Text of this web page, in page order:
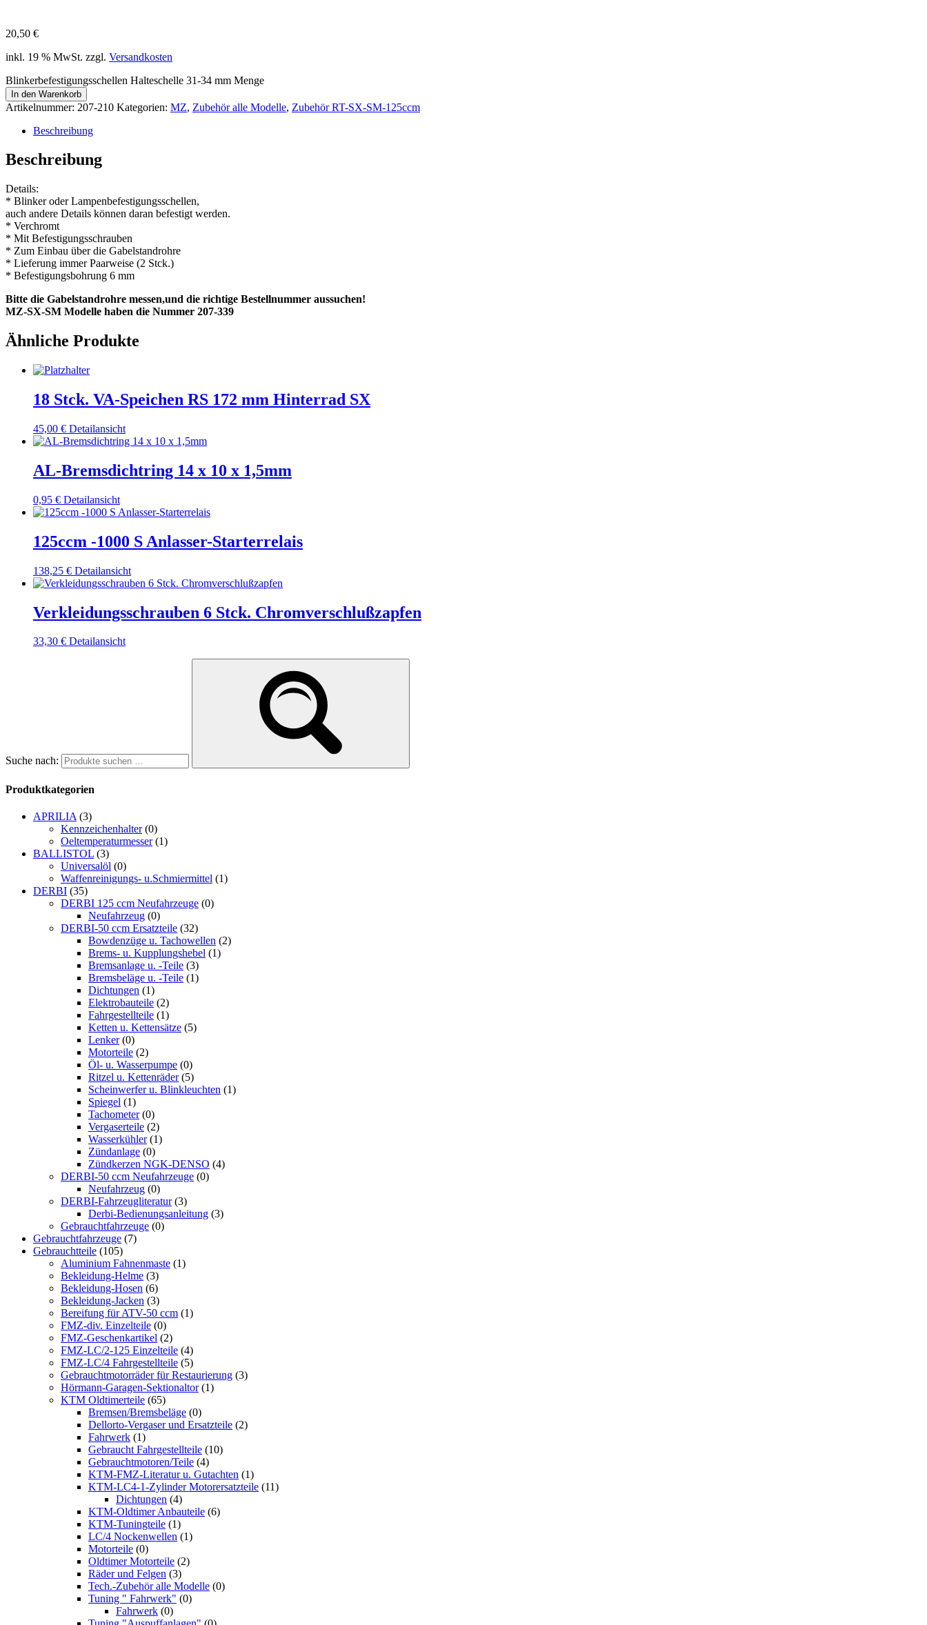
20,50 €
inkl. 19 % MwSt. zzgl. Versandkosten
Blinkerbefestigungsschellen Halteschelle 31-34 mm Menge
In den Warenkorb
Artikelnummer: 207-210 Kategorien: MZ, Zubehör alle Modelle, Zubehör RT-SX-SM-125ccm
Beschreibung
Beschreibung
Details:
* Blinker oder Lampenbefestigungsschellen,
auch andere Details können daran befestigt werden.
* Verchromt
* Mit Befestigungsschrauben
* Zum Einbau über die Gabelstandrohre
* Lieferung immer Paarweise (2 Stck.)
* Befestigungsbohrung 6 mm
Bitte die Gabelstandrohre messen,und die richtige Bestellnummer aussuchen!
MZ-SX-SM Modelle haben die Nummer 207-339
Ähnliche Produkte
18 Stck. VA-Speichen RS 172 mm Hinterrad SX
45,00 € Detailansicht
AL-Bremsdichtring 14 x 10 x 1,5mm
0,95 € Detailansicht
125ccm -1000 S Anlasser-Starterrelais
138,25 € Detailansicht
Verkleidungsschrauben 6 Stck. Chromverschlußzapfen
33,30 € Detailansicht
Suche nach:
Produktkategorien
APRILIA (3)
Kennzeichenhalter (0)
Oeltemperaturmesser (1)
BALLISTOL (3)
Universalöl (0)
Waffenreinigungs- u.Schmiermittel (1)
DERBI (35)
DERBI 125 ccm Neufahrzeuge (0)
Neufahrzeug (0)
DERBI-50 ccm Ersatzteile (32)
Bowdenzüge u. Tachowellen (2)
Brems- u. Kupplungshebel (1)
Bremsanlage u. -Teile (3)
Bremsbeläge u. -Teile (1)
Dichtungen (1)
Elektrobauteile (2)
Fahrgestellteile (1)
Ketten u. Kettensätze (5)
Lenker (0)
Motorteile (2)
Öl- u. Wasserpumpe (0)
Ritzel u. Kettenräder (5)
Scheinwerfer u. Blinkleuchten (1)
Spiegel (1)
Tachometer (0)
Vergaserteile (2)
Wasserkühler (1)
Zündanlage (0)
Zündkerzen NGK-DENSO (4)
DERBI-50 ccm Neufahrzeuge (0)
Neufahrzeug (0)
DERBI-Fahrzeugliteratur (3)
Derbi-Bedienungsanleitung (3)
Gebrauchtfahrzeuge (0)
Gebrauchtfahrzeuge (7)
Gebrauchtteile (105)
Aluminium Fahnenmaste (1)
Bekleidung-Helme (3)
Bekleidung-Hosen (6)
Bekleidung-Jacken (3)
Bereifung für ATV-50 ccm (1)
FMZ-div. Einzelteile (0)
FMZ-Geschenkartikel (2)
FMZ-LC/2-125 Einzelteile (4)
FMZ-LC/4 Fahrgestellteile (5)
Gebrauchtmotorräder für Restaurierung (3)
Hörmann-Garagen-Sektionaltor (1)
KTM Oldtimerteile (65)
Bremsen/Bremsbeläge (0)
Dellorto-Vergaser und Ersatzteile (2)
Fahrwerk (1)
Gebraucht Fahrgestellteile (10)
Gebrauchtmotoren/Teile (4)
KTM-FMZ-Literatur u. Gutachten (1)
KTM-LC4-1-Zylinder Motorersatzteile (11)
Dichtungen (4)
KTM-Oldtimer Anbauteile (6)
KTM-Tuningteile (1)
LC/4 Nockenwellen (1)
Motorteile (0)
Oldtimer Motorteile (2)
Räder und Felgen (3)
Tech.-Zubehör alle Modelle (0)
Tuning " Fahrwerk" (0)
Fahrwerk (0)